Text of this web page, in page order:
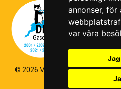
annonser, för
var våra
© 2026 Magello |Cookiepolicy|
Kvalitets- och